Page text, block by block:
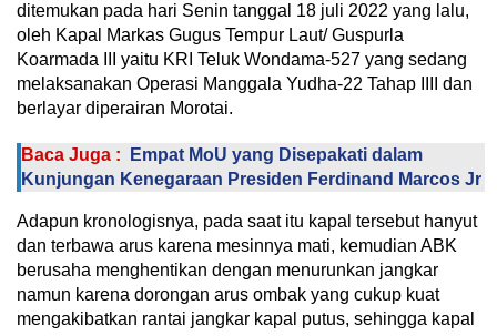
ditemukan pada hari Senin tanggal 18 juli 2022 yang lalu,
oleh Kapal Markas Gugus Tempur Laut/ Guspurla
Koarmada III yaitu KRI Teluk Wondama-527 yang sedang
melaksanakan Operasi Manggala Yudha-22 Tahap IIII dan
berlayar diperairan Morotai.
Baca Juga :
Empat MoU yang Disepakati dalam
Kunjungan Kenegaraan Presiden Ferdinand Marcos Jr
Adapun kronologisnya, pada saat itu kapal tersebut hanyut
dan terbawa arus karena mesinnya mati, kemudian ABK
berusaha menghentikan dengan menurunkan jangkar
namun karena dorongan arus ombak yang cukup kuat
mengakibatkan rantai jangkar kapal putus, sehingga kapal